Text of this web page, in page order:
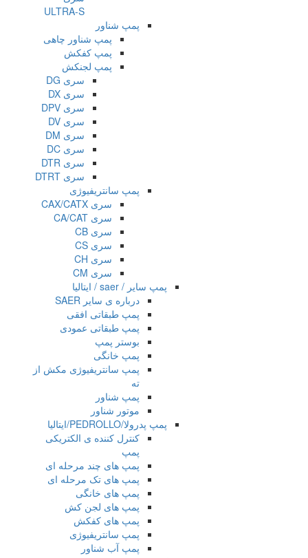
ULTRA-S
پمپ شناور
پمپ شناور چاهی
پمپ کفکش
پمپ لجنکش
سری DG
سری DX
سری DPV
سری DV
سری DM
سری DC
سری DTR
سری DTRT
پمپ سانتریفیوژی
سری CAX/CATX
سری CA/CAT
سری CB
سری CS
سری CH
سری CM
پمپ سایر / saer / ایتالیا
درباره ی سایر SAER
پمپ طبقاتی افقی
پمپ طبقاتی عمودی
بوستر پمپ
پمپ خانگی
پمپ سانتریفیوژی مکش از
ته
پمپ شناور
موتور شناور
پمپ پدرولا/PEDROLLO/ایتالیا
کنترل کننده ی الکتریکی
پمپ
پمپ های چند مرحله ای
پمپ های تک مرحله ای
پمپ های خانگی
پمپ های لجن کش
پمپ های کفکش
پمپ سانتریفیوژی
پمپ آب شناور